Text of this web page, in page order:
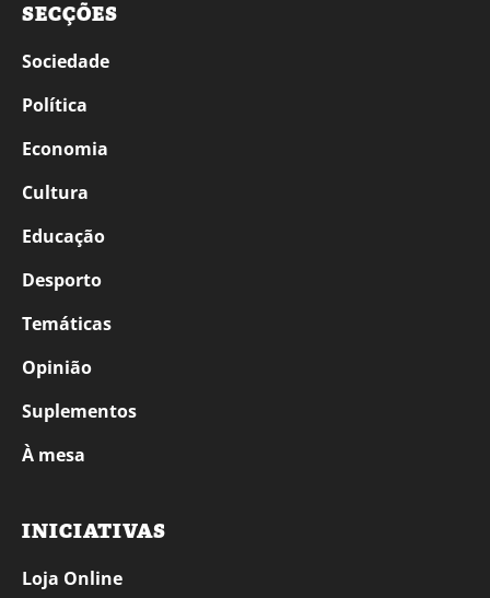
SECÇÕES
Sociedade
Política
Economia
Cultura
Educação
Desporto
Temáticas
Opinião
Suplementos
À mesa
INICIATIVAS
Loja Online